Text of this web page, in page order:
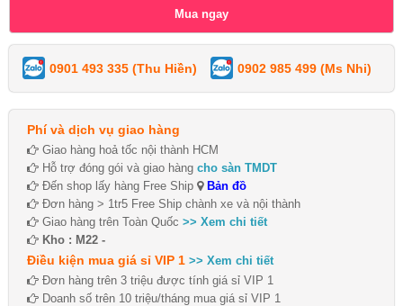
0901 493 335 (Thu Hiền) 0902 985 499 (Ms Nhi)
Phí và dịch vụ giao hàng
Giao hàng hoả tốc nội thành HCM
Hỗ trợ đóng gói và giao hàng cho sàn TMDT
Đến shop lấy hàng Free Ship
Bản đồ
Đơn hàng > 1tr5 Free Ship chành xe và nội thành
Giao hàng trên Toàn Quốc >> Xem chi tiết
Kho : M22 -
Điều kiện mua giá sỉ VIP 1 >> Xem chi tiết
Đơn hàng trên 3 triệu được tính giá sỉ VIP 1
Doanh số trên 10 triệu/tháng mua giá sỉ VIP 1